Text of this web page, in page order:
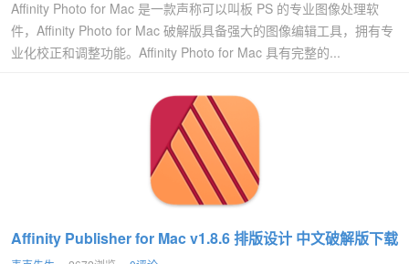
Affinity Photo for Mac 是一款声称可以叫板 PS 的专业图像处理软
件，Affinity Photo for Mac 破解版具备强大的图像编辑工具，拥有专
业化校正和调整功能。Affinity Photo for Mac 具有完整的...
Affinity Publisher for Mac v1.8.6 排版设计 中文破解版下载